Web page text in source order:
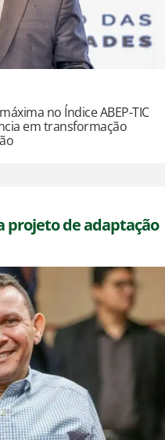
no Índice ABEP-TIC
em transformação
projeto de adaptação